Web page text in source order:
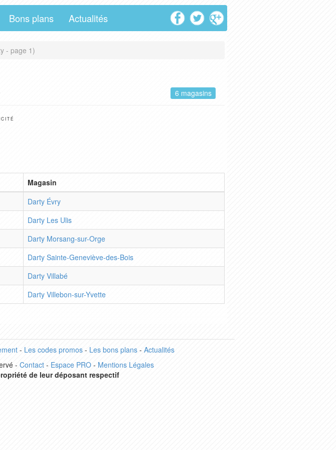
Bons plans Actualités
- page 1)
6 magasins
Magasin
Darty Évry
Darty Les Ulis
Darty Morsang-sur-Orge
Darty Sainte-Geneviève-des-Bois
Darty Villabé
Darty Villebon-sur-Yvette
- Les codes promos- Les bons plans- Actualités
- Contact- Espace PRO- Mentions Légales
de leur déposant respectif